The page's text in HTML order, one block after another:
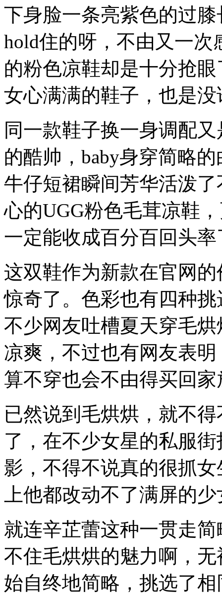
下身脸一条亮紫色的过
hold住的呀，不由又一次
的粉色凉鞋却是十分抢
女心满满的鞋子，也是
同一款鞋子换一身调配
的酷帅，baby身穿简略
牛仔短裙瞬间芳华活泼
心的UGG粉色毛茸凉鞋
一定能收成百分百回头率
这双鞋作为新款在官网
惊奇了。色彩也有四种
不少网友吐槽夏天穿毛
凉爽，不过也有网友表
算不穿也会不由得买回
已然说到毛烘烘，就不
了，在不少女星的私服
影，不得不说真的很抓
上他都改动不了满屏的
就连辛芷蕾这种一贯走
不住毛烘烘的魅力啊，
始自终地简略，挑选了